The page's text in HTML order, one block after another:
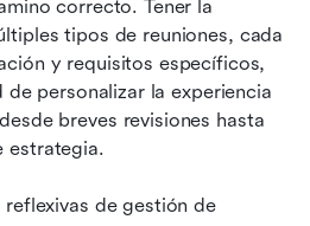
correcto. Tener la
tipos de reuniones, cada
y requisitos específicos,
personalizar la experiencia
breves revisiones hasta
estrategia.
de gestión de